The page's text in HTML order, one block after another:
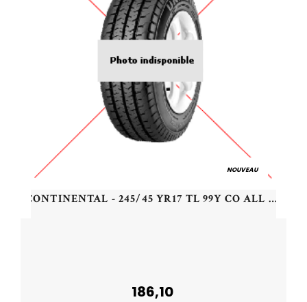
NOUVEAU
CONTINENTAL - 245/45 YR17 TL 99Y CO ALL SEAS CONT 2 XL - 2454517 - BBB
186,10